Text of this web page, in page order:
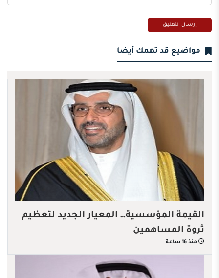
مواضيع قد تهمك أيضا
القيمة المؤسسية… المعيار الجديد لتعظيم
ثروة المساهمين
منذ 16 ساعة